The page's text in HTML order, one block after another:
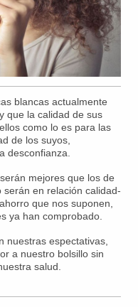
blancas actualmente
que la calidad de sus
como lo es para las
de los suyos,
desconfianza.
mejores que los de
en relación calidad-
que nos suponen,
ya han comprobado.
nuestras espectativas,
a nuestro bolsillo sin
salud.